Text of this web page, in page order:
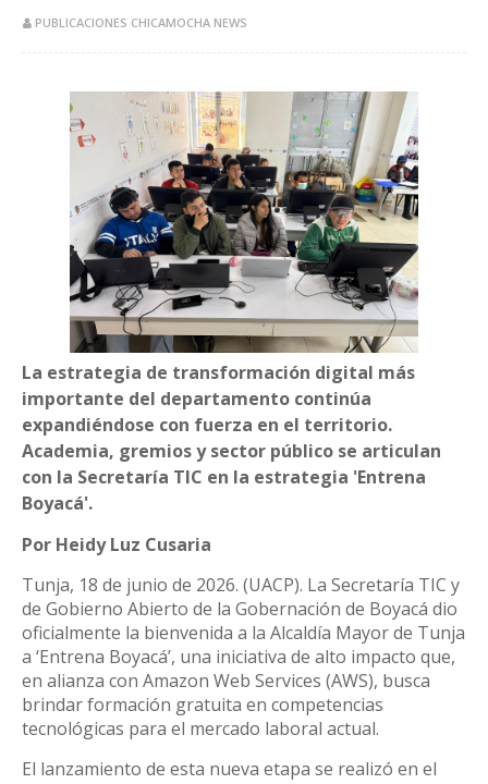
PUBLICACIONES CHICAMOCHA NEWS
La estrategia de transformación digital más
importante del departamento continúa
expandiéndose con fuerza en el territorio.
Academia, gremios y sector público se articulan
con la Secretaría TIC en la estrategia 'Entrena
Boyacá'.
Por Heidy Luz Cusaria
Tunja, 18 de junio de 2026. (UACP). La Secretaría TIC y
de Gobierno Abierto de la Gobernación de Boyacá dio
oficialmente la bienvenida a la Alcaldía Mayor de Tunja
a ‘Entrena Boyacá’, una iniciativa de alto impacto que,
en alianza con Amazon Web Services (AWS), busca
brindar formación gratuita en competencias
tecnológicas para el mercado laboral actual.
El lanzamiento de esta nueva etapa se realizó en el